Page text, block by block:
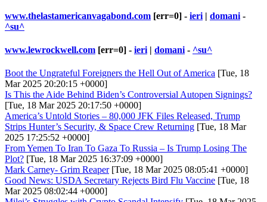
www.thelastamericanvagabond.com [err=0] - ieri | domani -
^su^
www.lewrockwell.com [err=0] - ieri | domani - ^su^
Boot the Ungrateful Foreigners the Hell Out of America [Tue, 18
Mar 2025 20:20:15 +0000]
Is This the Aide Behind Biden’s Controversial Autopen Signings?
[Tue, 18 Mar 2025 20:17:50 +0000]
America’s Untold Stories – 80,000 JFK Files Released, Trump
Strips Hunter’s Security, & Space Crew Returning [Tue, 18 Mar
2025 17:25:52 +0000]
From Yemen To Iran To Gaza To Russia – Is Trump Losing The
Plot? [Tue, 18 Mar 2025 16:37:09 +0000]
Mark Carney- Grim Reaper[Tue, 18 Mar 2025 08:05:41 +0000]
Good News: USDA Secretary Rejects Bird Flu Vaccine [Tue, 18
Mar 2025 08:02:44 +0000]